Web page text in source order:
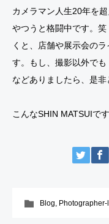
カメラマン人生20年を
やつうと格闘中です。
くと、店舗や展示会の
す。もし、撮影以外で
などありましたら、是非
こんなSHIN MATSUIで
Blog, Photographer-